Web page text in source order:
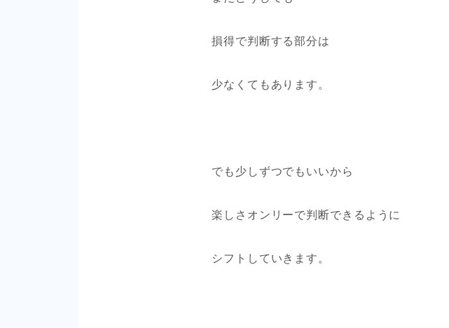
損得で判断する部分は
少なくてもあります。
でも少しずつでもいいから
楽しさオンリーで判断できるように
シフトしていきます。